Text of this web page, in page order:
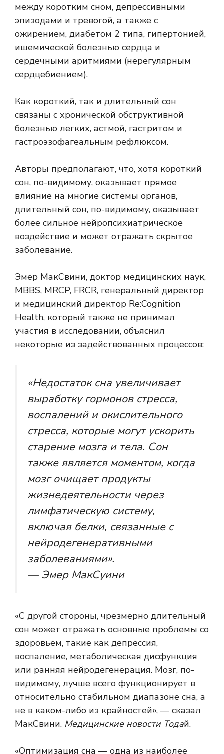
между коротким сном, депрессивными
эпизодами и тревогой, а также с
ожирением, диабетом 2 типа, гипертонией,
ишемической болезнью сердца и
сердечными аритмиями (нерегулярным
сердцебиением).
Как короткий, так и длительный сон
связаны с хронической обструктивной
болезнью легких, астмой, гастритом и
гастроэзофагеальным рефлюксом.
Авторы предполагают, что, хотя короткий
сон, по-видимому, оказывает прямое
влияние на многие системы органов,
длительный сон, по-видимому, оказывает
более сильное нейропсихиатрическое
воздействие и может отражать скрытое
заболевание.
Эмер МакСвини, доктор медицинских наук,
MBBS, MRCP, FRCR, генеральный директор
и медицинский директор Re:Cognition
Health, который также не принимал
участия в исследовании, объяснил
некоторые из задействованных процессов:
«Недостаток сна увеличивает
выработку гормонов стресса,
воспалений и окислительного
стресса, которые могут ускорить
старение мозга и тела. Сон
также является моментом, когда
мозг очищает продукты
жизнедеятельности через
лимфатическую систему,
включая белки, связанные с
нейродегенеративными
заболеваниями».
— Эмер МакСуини
«С другой стороны, чрезмерно длительный
сон может отражать основные проблемы со
здоровьем, такие как депрессия,
воспаление, метаболическая дисфункция
или ранняя нейродегенерация. Мозг, по-
видимому, лучше всего функционирует в
относительно стабильном диапазоне сна, а
не в каком-либо из крайностей», — сказал
МакСвини. Медицинские новости Тодай.
«Оптимизация сна — одна из наиболее